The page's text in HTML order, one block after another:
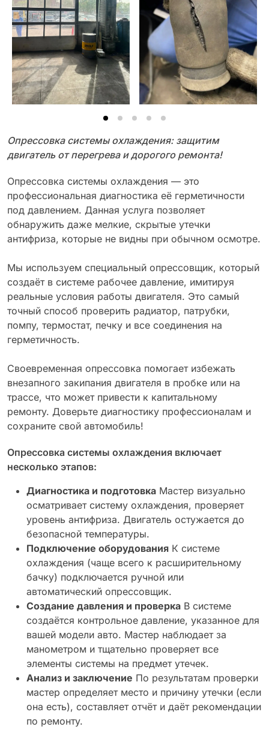
Опрессовка системы охлаждения: защитим
двигатель от перегрева и дорогого ремонта!
Опрессовка системы охлаждения — это
профессиональная диагностика её герметичности
под давлением. Данная услуга позволяет
обнаружить даже мелкие, скрытые утечки
антифриза, которые не видны при обычном осмотре.
Мы используем специальный опрессовщик, который
создаёт в системе рабочее давление, имитируя
реальные условия работы двигателя. Это самый
точный способ проверить радиатор, патрубки,
помпу, термостат, печку и все соединения на
герметичность.
Своевременная опрессовка помогает избежать
внезапного закипания двигателя в пробке или на
трассе, что может привести к капитальному
ремонту. Доверьте диагностику профессионалам и
сохраните свой автомобиль!
Опрессовка системы охлаждения включает
несколько этапов:
Диагностика и подготовка Мастер визуально
осматривает систему охлаждения, проверяет
уровень антифриза. Двигатель остужается до
безопасной температуры.
Подключение оборудования К системе
охлаждения (чаще всего к расширительному
бачку) подключается ручной или
автоматический опрессовщик.
Создание давления и проверка В системе
создаётся контрольное давление, указанное для
вашей модели авто. Мастер наблюдает за
манометром и тщательно проверяет все
элементы системы на предмет утечек.
Анализ и заключение По результатам проверки
мастер определяет место и причину утечки (если
она есть), составляет отчёт и даёт рекомендации
по ремонту.